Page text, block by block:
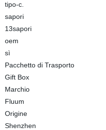
tipo-c.
sapori
13sapori
oem
sì
Pacchetto di Trasporto
Gift Box
Marchio
Fluum
Origine
Shenzhen